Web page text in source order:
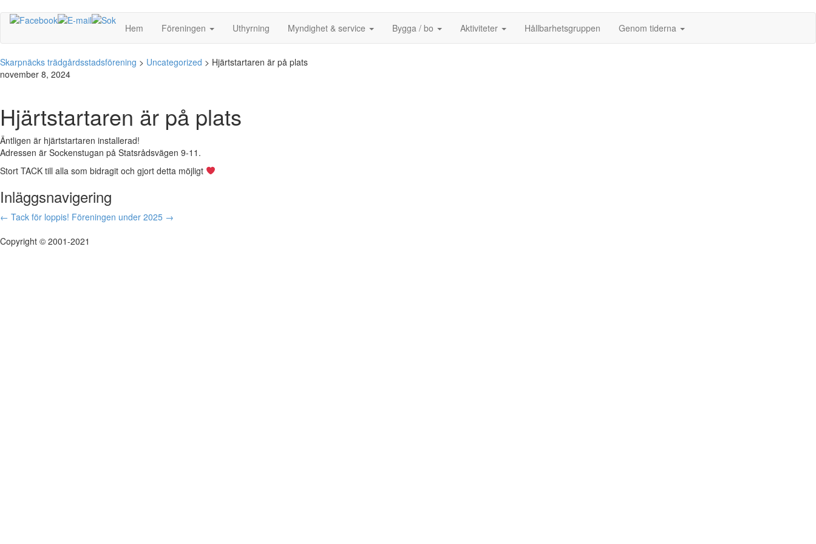
Hem Föreningen Uthyrning Myndighet & service Bygga / bo Aktiviteter Hållbarhetsgruppen Genom tiderna
Skarpnäcks trädgårdsstadsförening > Uncategorized > Hjärtstartaren är på plats
november 8, 2024
Hjärtstartaren är på plats
Äntligen är hjärtstartaren installerad!
Adressen är Sockenstugan på Statsrådsvägen 9-11.
Stort TACK till alla som bidragit och gjort detta möjligt
Inläggsnavigering
← Tack för loppis! Föreningen under 2025 →
Copyright © 2001-2021